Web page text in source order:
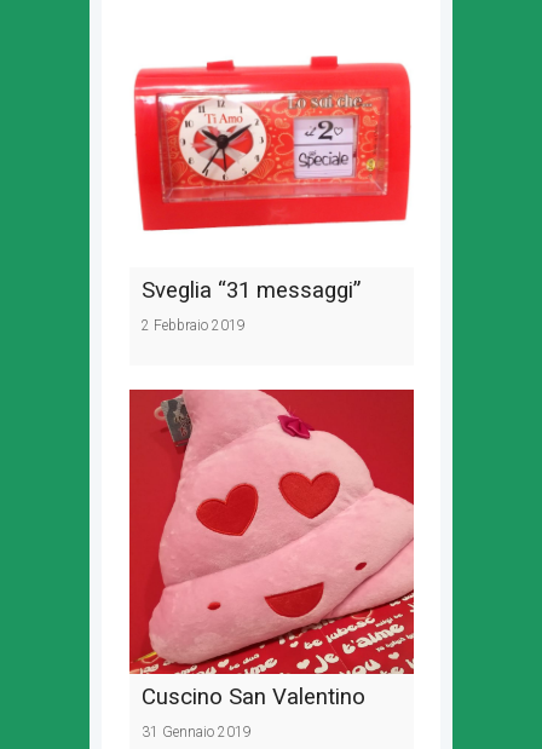
Sveglia “31 messaggi”
2 Febbraio 2019
Cuscino San Valentino
31 Gennaio 2019